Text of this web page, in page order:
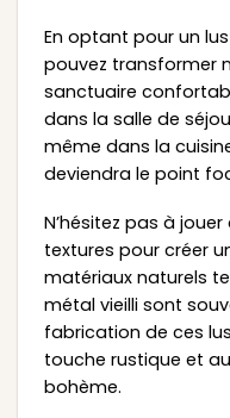
En optant pour un
pouvez transformer
sanctuaire
dans la salle de
même dans la
deviendra le point
N’hésitez pas à
textures pour créer
matériaux naturels
métal vieilli sont
fabrication de ces
touche rustique et
bohème.